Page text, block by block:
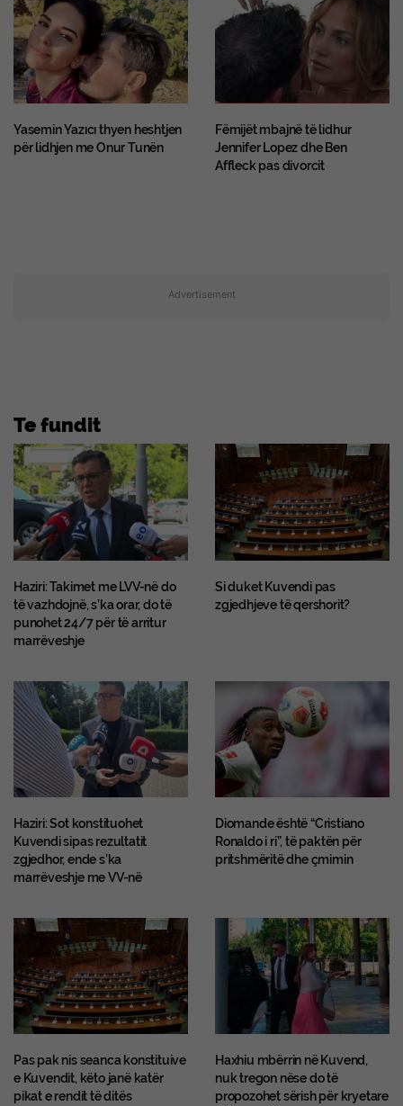
Yasemin Yazıcı thyen heshtjen
për lidhjen me Onur Tunën
Fëmijët mbajnë të lidhur
Jennifer Lopez dhe Ben
Affleck pas divorcit
Advertisement
Te fundit
Haziri: Takimet me LVV-në do
të vazhdojnë, s’ka orar, do të
punohet 24/7 për të arritur
marrëveshje
Si duket Kuvendi pas
zgjedhjeve të qershorit?
Haziri: Sot konstituohet
Kuvendi sipas rezultatit
zgjedhor, ende s’ka
marrëveshje me VV-në
Diomande është “Cristiano
Ronaldo i ri”, të paktën për
pritshmëritë dhe çmimin
Pas pak nis seanca konstituive
e Kuvendit, këto janë katër
pikat e rendit të ditës
Haxhiu mbërrin në Kuvend,
nuk tregon nëse do të
propozohet sërish për kryetare